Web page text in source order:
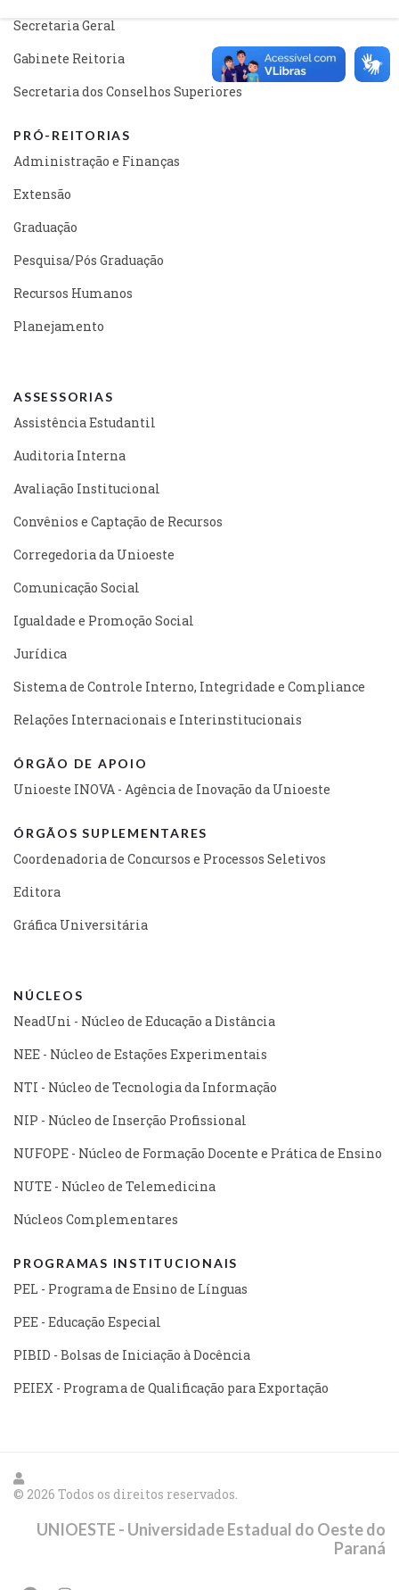
Secretaria Geral
Gabinete Reitoria
Secretaria dos Conselhos Superiores
PRÓ-REITORIAS
Administração e Finanças
Extensão
Graduação
Pesquisa/Pós Graduação
Recursos Humanos
Planejamento
ASSESSORIAS
Assistência Estudantil
Auditoria Interna
Avaliação Institucional
Convênios e Captação de Recursos
Corregedoria da Unioeste
Comunicação Social
Igualdade e Promoção Social
Jurídica
Sistema de Controle Interno, Integridade e Compliance
Relações Internacionais e Interinstitucionais
ÓRGÃO DE APOIO
Unioeste INOVA - Agência de Inovação da Unioeste
ÓRGÃOS SUPLEMENTARES
Coordenadoria de Concursos e Processos Seletivos
Editora
Gráfica Universitária
NÚCLEOS
NeadUni - Núcleo de Educação a Distância
NEE - Núcleo de Estações Experimentais
NTI - Núcleo de Tecnologia da Informação
NIP - Núcleo de Inserção Profissional
NUFOPE - Núcleo de Formação Docente e Prática de Ensino
NUTE - Núcleo de Telemedicina
Núcleos Complementares
PROGRAMAS INSTITUCIONAIS
PEL - Programa de Ensino de Línguas
PEE - Educação Especial
PIBID - Bolsas de Iniciação à Docência
PEIEX - Programa de Qualificação para Exportação
© 2026 Todos os direitos reservados.
UNIOESTE - Universidade Estadual do Oeste do
Paraná